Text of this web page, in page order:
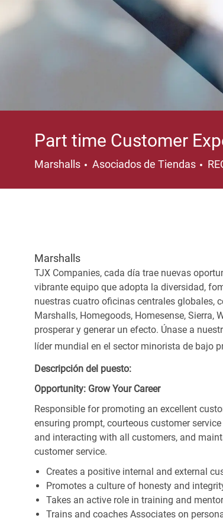
Part time Customer
Marshalls Categoría
Asociados de Tiendas
Marshalls
TJX Companies, cada día trae nuevas
vibrante equipo que adopta la diversidad,
nuestras cuatro oficinas centrales globales,
Marshalls, Homegoods, Homesense, Sierra,
prosperar y generar un efecto. Únase a
líder mundial en el sector minorista de bajo
Descripción del puesto:
Opportunity: Grow Your Career
Responsible for promoting an excellent
ensuring prompt, courteous customer
and interacting with all customers, and
customer service.
Creates a positive internal and external
Promotes a culture of honesty and
Takes an active role in training and
Trains and coaches Associates on